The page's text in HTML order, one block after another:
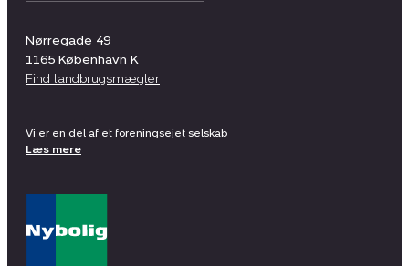
Nørregade 49
1165 København K
Find landbrugsmægler
Vi er en del af et foreningsejet selskab
Læs mere